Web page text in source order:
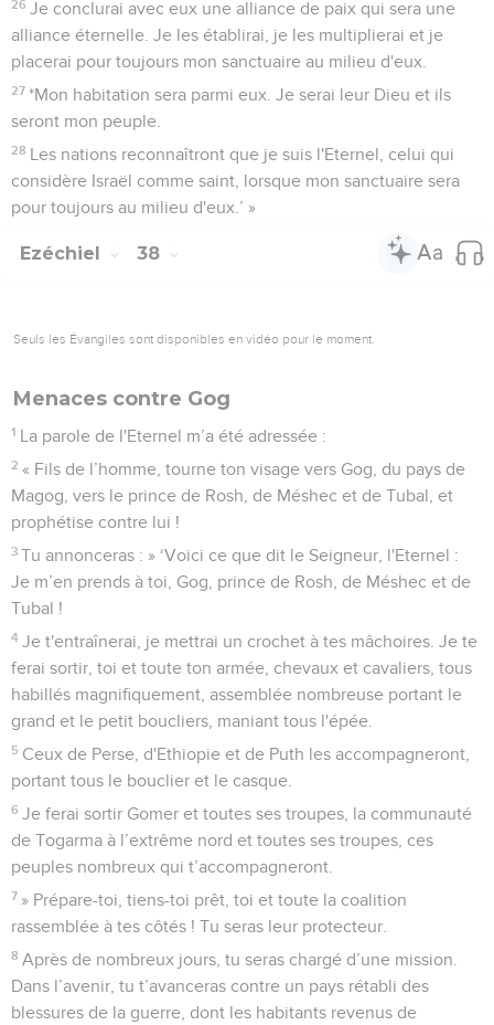
26 Je conclurai avec eux une alliance de paix qui sera une
alliance éternelle. Je les établirai, je les multiplierai et je
placerai pour toujours mon sanctuaire au milieu d'eux.
27 *Mon habitation sera parmi eux. Je serai leur Dieu et ils
seront mon peuple.
28 Les nations reconnaîtront que je suis l'Eternel, celui qui
considère Israël comme saint, lorsque mon sanctuaire sera
pour toujours au milieu d'eux.’ »
Ezéchiel 38
Seuls les Évangiles sont disponibles en vidéo pour le moment.
Menaces contre Gog
1 La parole de l'Eternel m’a été adressée :
2 « Fils de l’homme, tourne ton visage vers Gog, du pays de
Magog, vers le prince de Rosh, de Méshec et de Tubal, et
prophétise contre lui !
3 Tu annonceras : » ‘Voici ce que dit le Seigneur, l'Eternel :
Je m’en prends à toi, Gog, prince de Rosh, de Méshec et de
Tubal !
4 Je t'entraînerai, je mettrai un crochet à tes mâchoires. Je te
ferai sortir, toi et toute ton armée, chevaux et cavaliers, tous
habillés magnifiquement, assemblée nombreuse portant le
grand et le petit boucliers, maniant tous l'épée.
5 Ceux de Perse, d'Ethiopie et de Puth les accompagneront,
portant tous le bouclier et le casque.
6 Je ferai sortir Gomer et toutes ses troupes, la communauté
de Togarma à l’extrême nord et toutes ses troupes, ces
peuples nombreux qui t’accompagneront.
7 » Prépare-toi, tiens-toi prêt, toi et toute la coalition
rassemblée à tes côtés ! Tu seras leur protecteur.
8 Après de nombreux jours, tu seras chargé d’une mission.
Dans l’avenir, tu t’avanceras contre un pays rétabli des
blessures de la guerre, dont les habitants revenus de